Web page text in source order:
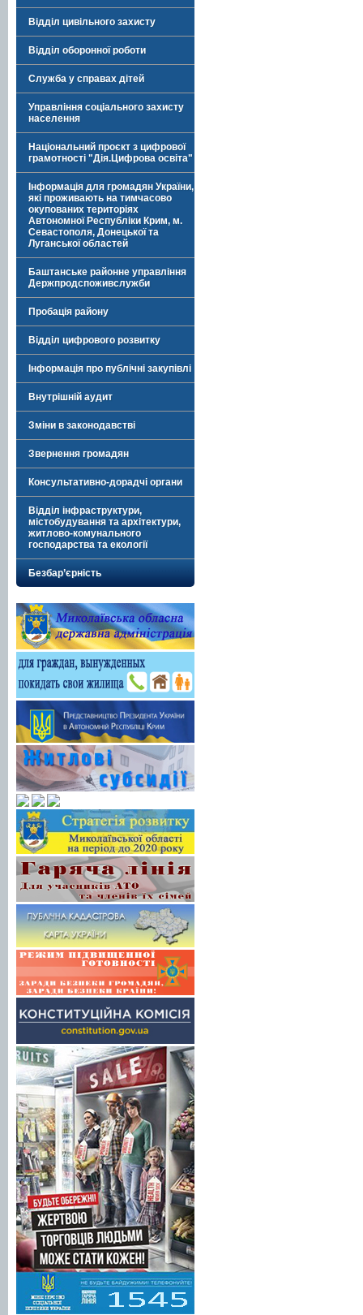
Відділ цивільного захисту
Відділ оборонної роботи
Служба у справах дітей
Управління соціального захисту
населення
Національний проєкт з цифрової
грамотності "Дія.Цифрова освіта"
Інформація для громадян України,
які проживають на тимчасово
окупованих територіях
Автономної Республіки Крим, м.
Севастополя, Донецької та
Луганської областей
Баштанське районне управління
Держпродспоживслужби
Пробація району
Відділ цифрового розвитку
Інформація про публічні закупівлі
Внутрішній аудит
Зміни в законодавстві
Звернення громадян
Консультативно-дорадчі органи
Відділ інфраструктури,
містобудування та архітектури,
житлово-комунального
господарства та екології
Безбар’єрність